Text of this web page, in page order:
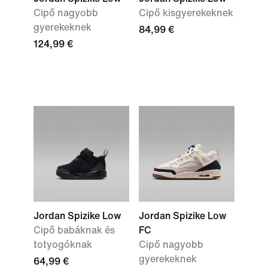
Cipő nagyobb
gyerekeknek
124,99 €
Cipő kisgyerekeknek
84,99 €
Jordan Spizike Low
Cipő babáknak és
totyogóknak
64,99 €
Jordan Spizike Low
FC
Cipő nagyobb
gyerekeknek